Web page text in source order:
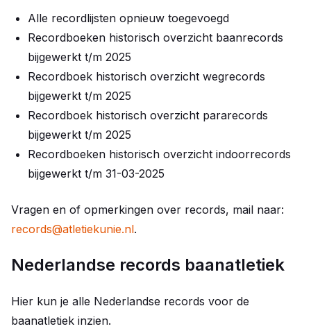
Alle recordlijsten opnieuw toegevoegd
Recordboeken historisch overzicht baanrecords
bijgewerkt t/m 2025
Recordboek historisch overzicht wegrecords
bijgewerkt t/m 2025
Recordboek historisch overzicht pararecords
bijgewerkt t/m 2025
Recordboeken historisch overzicht indoorrecords
bijgewerkt t/m 31-03-2025
Vragen en of opmerkingen over records, mail naar:
records@atletiekunie.nl.
Nederlandse records baanatletiek
Hier kun je alle Nederlandse records voor de
baanatletiek inzien.